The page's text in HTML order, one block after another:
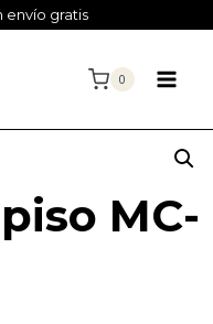
envío gratis
0
MC-